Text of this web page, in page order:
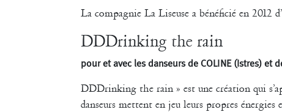
La compagnie La Liseuse a bénéficié en 2012
DDDrinking the rain
pour et avec les danseurs de COLINE (Istres) et
DDDrinking the rain » est une création qui
danseurs mettent en jeu leurs propres